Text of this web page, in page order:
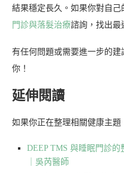
結果穩定長久。如果你對自
門診與落髮治療諮詢，找出最
有任何問題或需要進一步的
你！
延伸閱讀
如果你正在整理相關健康主題
DEEP TMS 與睡眠門診
｜吳芮醫師